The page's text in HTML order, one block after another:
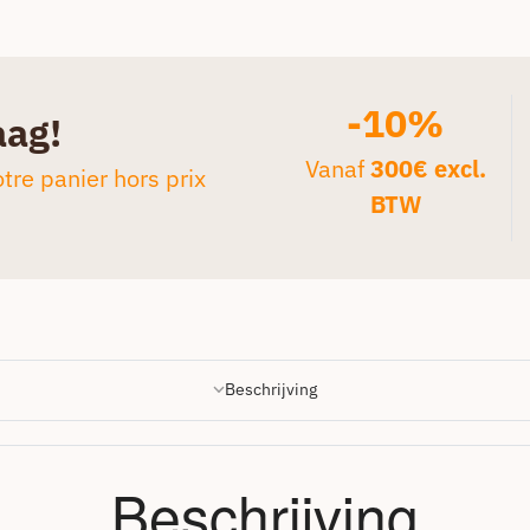
panier hors prix
-10%
Vanaf300€ excl.
BTW
Beschrijving
Beschrijving